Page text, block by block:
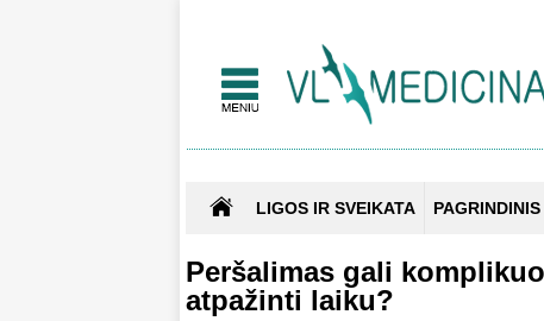
LIGOS IR SVEIKATA PAGRINDINIS
Peršalimas gali
atpažinti laiku?